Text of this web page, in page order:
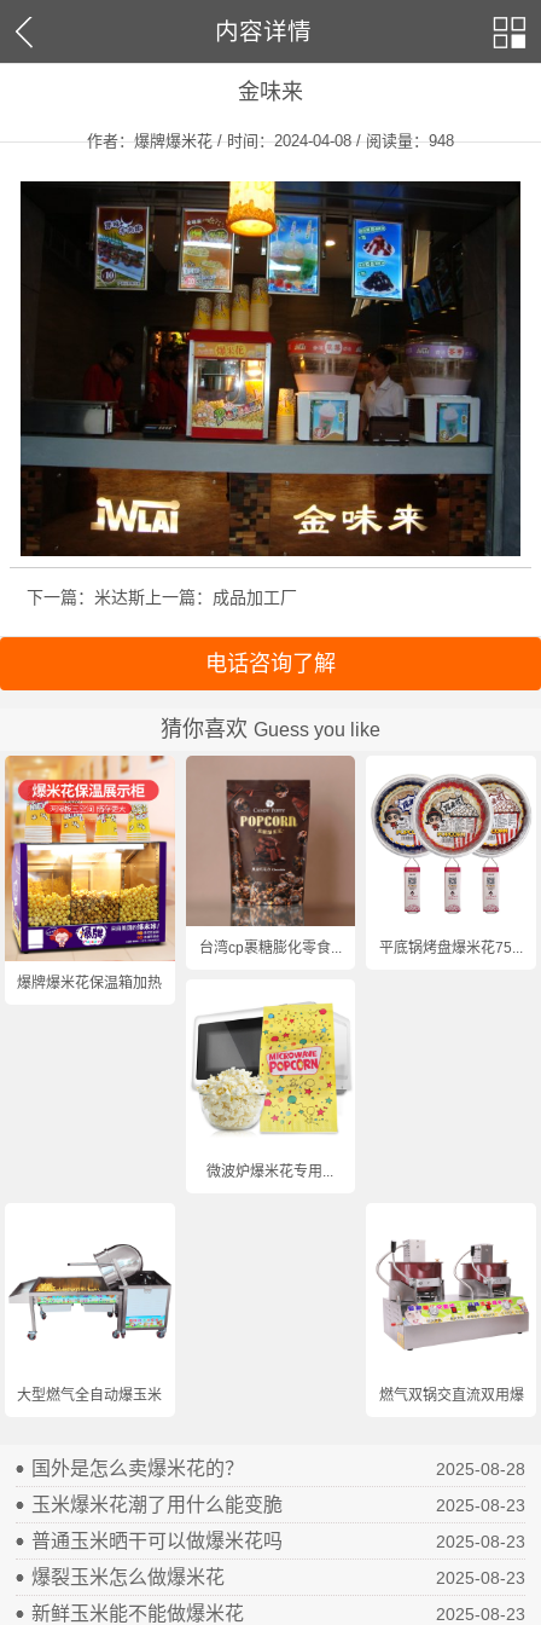
内容详情
金味来
作者：爆牌爆米花 / 时间：2024-04-08 / 阅读量：948
上一篇：成品加工厂
下一篇：米达斯
电话咨询了解
猜你喜欢 Guess you like
爆牌爆米花保温箱加热...
台湾cp裹糖膨化零食... 平底锅烤盘爆米花75...
微波炉爆米花专用...
大型燃气全自动爆玉米... 燃气双锅交直流双用爆...
国外是怎么卖爆米花的？ 2025-08-28
玉米爆米花潮了用什么能变脆 2025-08-23
普通玉米晒干可以做爆米花吗 2025-08-23
爆裂玉米怎么做爆米花 2025-08-23
新鲜玉米能不能做爆米花 2025-08-23